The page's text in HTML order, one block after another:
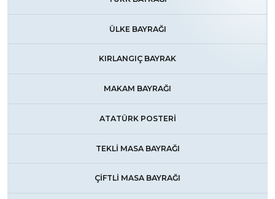
ÜLKE BAYRAĞI
KIRLANGIÇ BAYRAK
MAKAM BAYRAĞI
ATATÜRK POSTERİ
TEKLİ MASA BAYRAĞI
ÇİFTLİ MASA BAYRAĞI